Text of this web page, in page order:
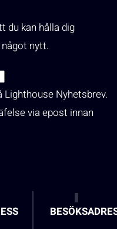
du kan hålla dig
nytt.
Lighthouse Nyhetsbrev.
via epost innan